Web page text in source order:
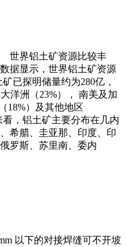
界铝土矿资源比较丰
据显示，世界铝土矿资源
已探明储量约为280亿，
洋洲（23%）， 南美及加
18%）及其他地区
，铝土矿主要分布在几内
希腊、圭亚那、印度、印
罗斯、苏里南、委内
以下的对接焊缝可不开坡